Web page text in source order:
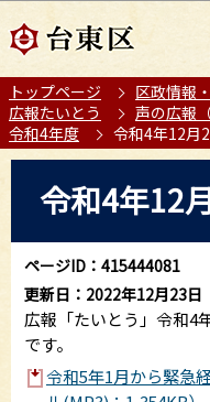
の
ー
ジ
の
この
トップページ 区政情報
広報たいとう
声の広報
令和4年度
令和4年12月
か
ら
令和4年12
ページID：415444081
更新日：2022年12月23日
広報「たいとう」令和4
です。
令和5年1月から緊急